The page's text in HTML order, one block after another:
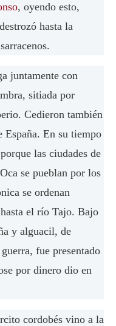
, oyendo esto,
hasta la
juntamente con
sitiada por
Cedieron también
España. En su tiempo
las ciudades de
se pueblan por los
se ordenan
el río Tajo. Bajo
y alguacil, de
fue presentado
por dinero dio en
cordobés vino a la